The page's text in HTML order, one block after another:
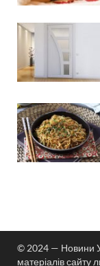
© 2024 — Новини
матеріалів сайту